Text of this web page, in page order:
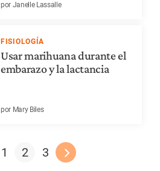
por Janelle Lassalle
FISIOLOGÍA
Usar marihuana durante el
embarazo y la lactancia
por Mary Biles
1 2 3